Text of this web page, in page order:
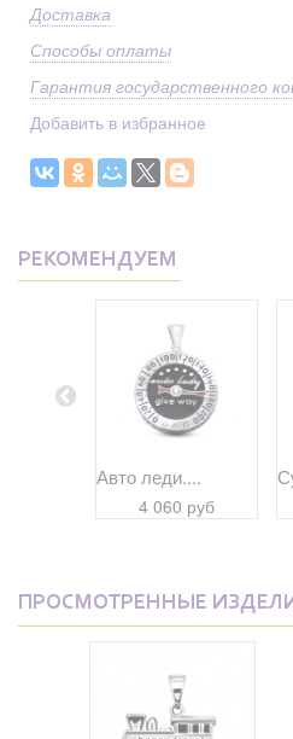
Доставка
Способы оплаты
Гарантия государственного
Добавить в избранное
РЕКОМЕНДУЕМ
Авто леди....
4 060 руб
ПРОСМОТРЕННЫЕ